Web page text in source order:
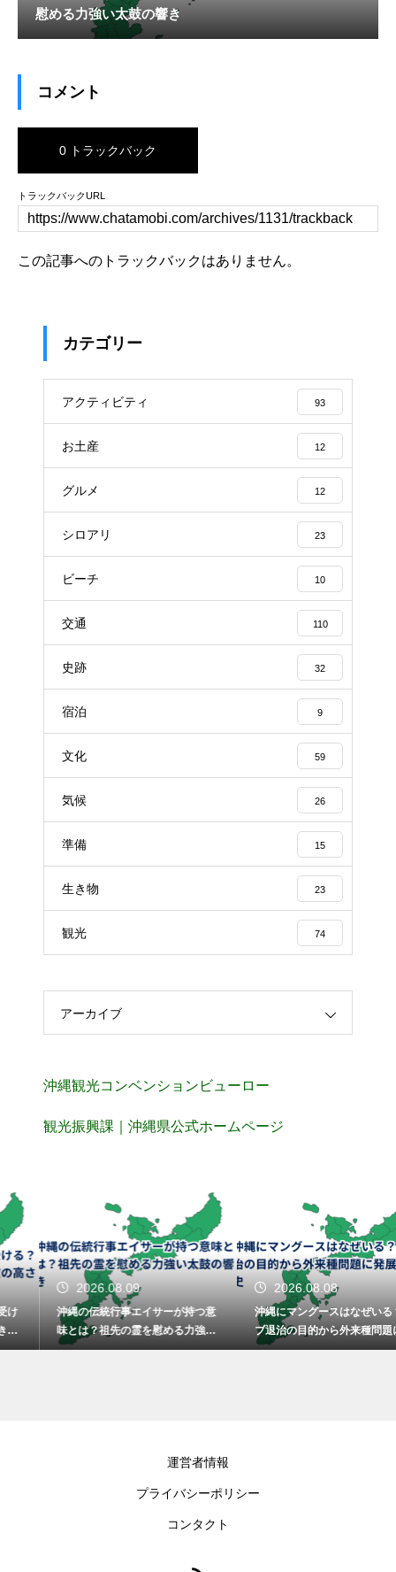
慰める力強い太鼓の響き
コメント
0 トラックバック
トラックバックURL
この記事へのトラックバックはありません。
カテゴリー
アクティビティ 93
お土産 12
グルメ 12
シロアリ 23
ビーチ 10
交通 110
史跡 32
宿泊 9
文化 59
気候 26
準備 15
生き物 23
観光 74
アーカイブ
沖縄観光コンベンションビューロー
観光振興課｜沖縄県公式ホームページ
2026.08.09
沖縄の伝統行事エイサーが持つ意
味とは？祖先の霊を慰める力強い
太鼓の響き
2026.08.08
沖縄にマングースはなぜいる？ハ
ブ退治の目的から外来種問題に発
展した歴史
運営者情報
プライバシーポリシー
コンタクト